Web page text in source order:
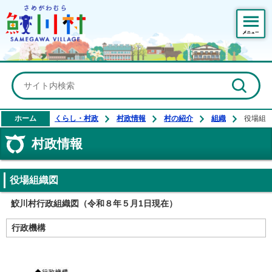
ホーム くらし・村政 村政情報 村の紹介 組織 役場組
村政情報
役場組織図
鮫川村行政組織図（令和８年５月1日現在）
行政機構